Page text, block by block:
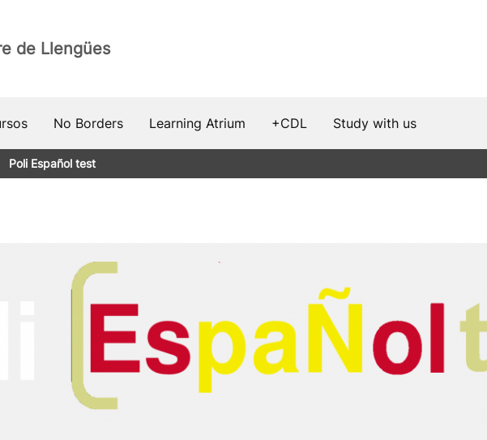
de Llengües
No Borders Learning Atrium +CDL Study with us
Poli Español test